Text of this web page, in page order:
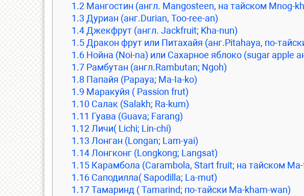
1.2 Мангостин (англ. Mangosteen, на тайском Mnog-
1.3 Дуриан (анг.Durian, Too-ree-an)
1.4 Джекфрут (англ. Jackfruit; Kha-nun)
1.5 Дракон фрут или Питахайя (анг.Pitahaya, по-
1.6 Нойна (Noi-na) или Сахарное яблоко (sugar apple
1.7 Рамбутан (англ.Rambutan; Ngoh)
1.8 Папайя (Papaya; Ma-Ia-ko)
1.9 Маракуйя ( Passion frut)
1.10 Салак (Salakh; Ra-kum)
1.11 Гуава (Guava; Farang)
1.12 Личи( Lichi; Lin-chi)
1.13 Лонган (Longan; Lam-yai)
1.14 Лонгконг (Longkong; Langsat)
1.15 Карамбола (Carambola, Start fruit; на тайском
1.16 Саподилла( Sapodilla; La-mut)
1.17Тамаринд ( Tamarind; по-тайски Ma-kham-wan)